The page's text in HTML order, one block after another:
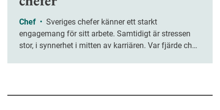
Chef •
engagemang för sitt arbete. Samtidigt är stressen
stor, i synnerhet i mitten av karriären. Var fjärde chef